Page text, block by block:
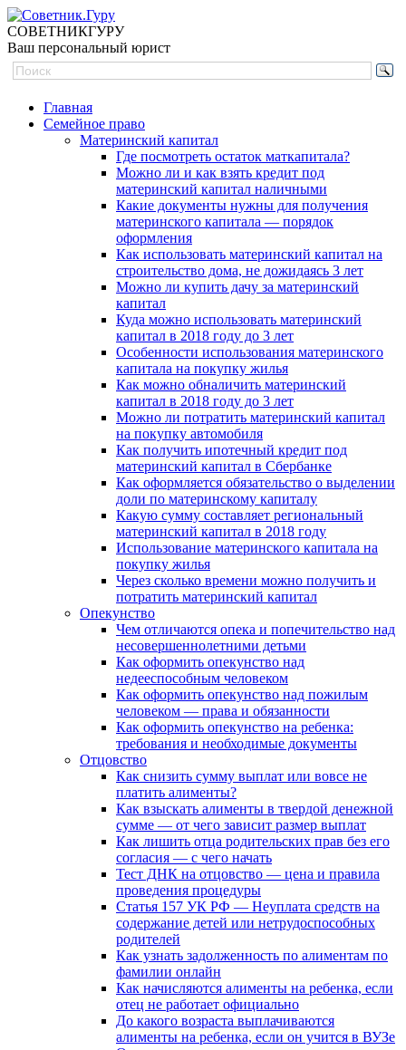
СОВЕТНИКГУРУ
Ваш персональный юрист
Главная
Семейное право
Материнский капитал
Где посмотреть остаток маткапитала?
Можно ли и как взять кредит под
материнский капитал наличными
Какие документы нужны для получения
материнского капитала — порядок
оформления
Как использовать материнский капитал на
строительство дома, не дожидаясь 3 лет
Можно ли купить дачу за материнский
капитал
Куда можно использовать материнский
капитал в 2018 году до 3 лет
Особенности использования материнского
капитала на покупку жилья
Как можно обналичить материнский
капитал в 2018 году до 3 лет
Можно ли потратить материнский капитал
на покупку автомобиля
Как получить ипотечный кредит под
материнский капитал в Сбербанке
Как оформляется обязательство о выделении
доли по материнскому капиталу
Какую сумму составляет региональный
материнский капитал в 2018 году
Использование материнского капитала на
покупку жилья
Через сколько времени можно получить и
потратить материнский капитал
Опекунство
Чем отличаются опека и попечительство над
несовершеннолетними детьми
Как оформить опекунство над
недееспособным человеком
Как оформить опекунство над пожилым
человеком — права и обязанности
Как оформить опекунство на ребенка:
требования и необходимые документы
Отцовство
Как снизить сумму выплат или вовсе не
платить алименты?
Как взыскать алименты в твердой денежной
сумме — от чего зависит размер выплат
Как лишить отца родительских прав без его
согласия — с чего начать
Тест ДНК на отцовство — цена и правила
проведения процедуры
Статья 157 УК РФ — Неуплата средств на
содержание детей или нетрудоспособных
родителей
Как узнать задолженность по алиментам по
фамилии онлайн
Как начисляются алименты на ребенка, если
отец не работает официально
До какого возраста выплачиваются
алименты на ребенка, если он учится в ВУЗе